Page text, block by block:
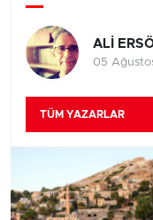
ALİ
05
TÜM YAZARLAR